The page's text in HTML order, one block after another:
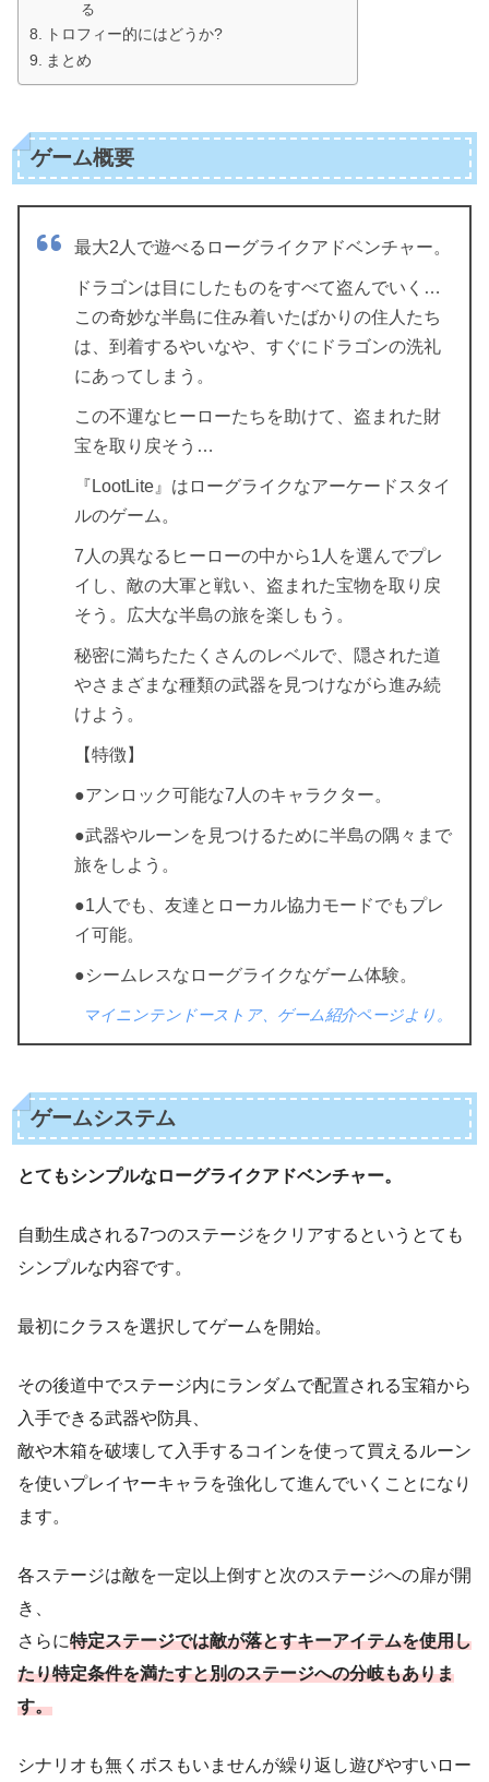
る
トロフィー的にはどうか?
まとめ
ゲーム概要
最大2人で遊べるローグライクアドベンチャー。
ドラゴンは目にしたものをすべて盗んでいく…
この奇妙な半島に住み着いたばかりの住人たち
は、到着するやいなや、すぐにドラゴンの洗礼
にあってしまう。
この不運なヒーローたちを助けて、盗まれた財
宝を取り戻そう…
『LootLite』はローグライクなアーケードスタイ
ルのゲーム。
7人の異なるヒーローの中から1人を選んでプレ
イし、敵の大軍と戦い、盗まれた宝物を取り戻
そう。広大な半島の旅を楽しもう。
秘密に満ちたたくさんのレベルで、隠された道
やさまざまな種類の武器を見つけながら進み続
けよう。
【特徴】
●アンロック可能な7人のキャラクター。
●武器やルーンを見つけるために半島の隅々まで
旅をしよう。
●1人でも、友達とローカル協力モードでもプレ
イ可能。
●シームレスなローグライクなゲーム体験。
マイニンテンドーストア、ゲーム紹介ページより。
ゲームシステム
とてもシンプルなローグライクアドベンチャー。
自動生成される7つのステージをクリアするというとても
シンプルな内容です。
最初にクラスを選択してゲームを開始。
その後道中でステージ内にランダムで配置される宝箱から
入手できる武器や防具、
敵や木箱を破壊して入手するコインを使って買えるルーン
を使いプレイヤーキャラを強化して進んでいくことになり
ます。
各ステージは敵を一定以上倒すと次のステージへの扉が開
き、
さらに特定ステージでは敵が落とすキーアイテムを使用し
たり特定条件を満たすと別のステージへの分岐もありま
す。
シナリオも無くボスもいませんが繰り返し遊びやすいロー